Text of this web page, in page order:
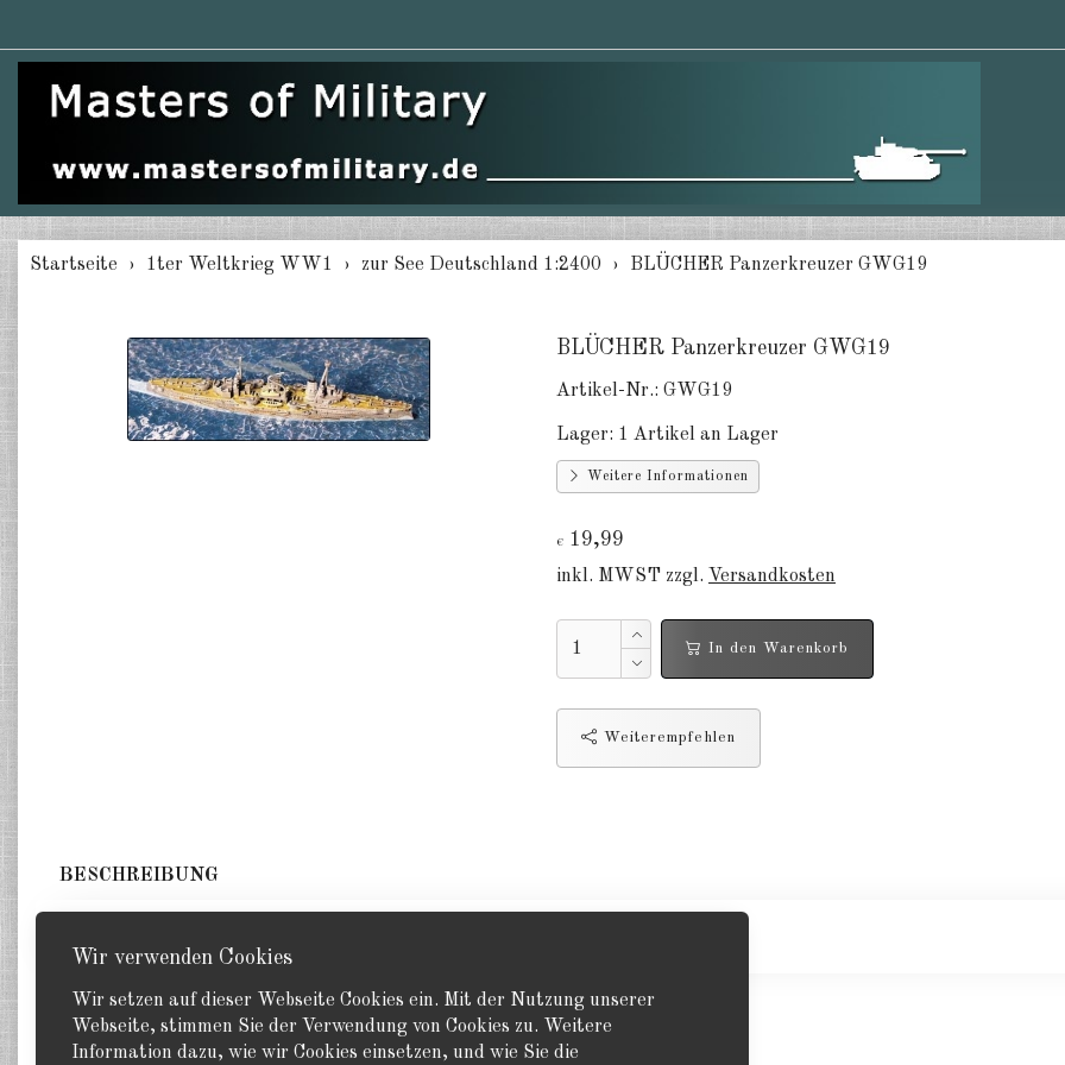
Wir verwenden Cookies
Wir setzen auf dieser Webseite Cookies ein. Mit der Nutzung unserer
Webseite, stimmen Sie der Verwendung von Cookies zu. Weitere
Information dazu, wie wir Cookies einsetzen, und wie Sie die
Startseite 1ter Weltkrieg WW1 zur See Deutschland 1:2400 BLÜCHER Panzerkreuzer GWG19
BLÜCHER Panzerkreuzer GWG19
Artikel-Nr.: GWG19
Lager: 1 Artikel an Lager
Weitere Informationen
€ 19,99
inkl. MWST zzgl. Versandkosten
In den Warenkorb
Weiterempfehlen
BESCHREIBUNG